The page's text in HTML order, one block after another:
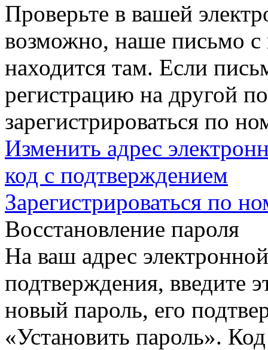
Проверьте в вашей
возможно, наше письмо с
находится там. Если
регистрацию на другой
зарегистрироваться по
Изменить адрес
код с подтверждением
Зарегистрироваться по
Восстановление пароля
На ваш адрес
подтверждения, введите
новый пароль, его
«Установить пароль».